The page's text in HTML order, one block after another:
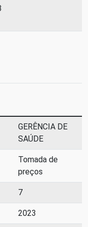
GERÊNCIA DE
SAÚDE
Tomada de
preços
7
2023